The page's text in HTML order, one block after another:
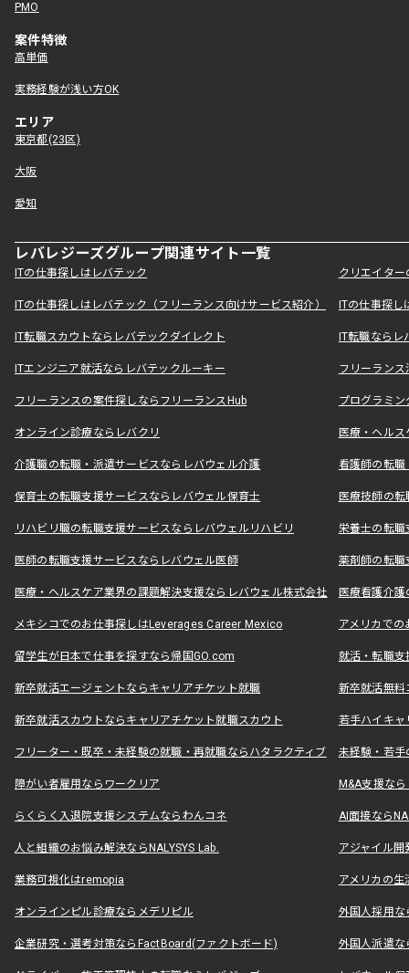
PMO
案件特徴
高単価
実務経験が浅い方OK
エリア
東京都(23区)
大阪
愛知
レバレジーズグループ関連サイト一覧
ITの仕事探しはレバテック クリエイタ
ITの仕事探しはレバテック（フリーランス向けサービス紹介） ITの仕事探
IT転職スカウトならレバテックダイレクト IT転職なら
ITエンジニア就活ならレバテックルーキー フリーラン
フリーランスの案件探しならフリーランスHub プログラミ
オンライン診療ならレバクリ 医療・ヘル
介護職の転職・派遣サービスならレバウェル介護 看護師の転
保育士の転職支援サービスならレバウェル保育士 医療技師の
リハビリ職の転職支援サービスならレバウェルリハビリ 栄養士の転
医師の転職支援サービスならレバウェル医師 薬剤師の転
医療・ヘルスケア業界の課題解決支援ならレバウェル株式会社 医療看護介
メキシコでのお仕事探しはLeverages Career Mexico アメリカで
留学生が日本で仕事を探すなら帰国GO.com 就活・転職
新卒就活エージェントならキャリアチケット就職 新卒就活無料
新卒就活スカウトならキャリアチケット就職スカウト 若手ハイキ
フリーター・既卒・未経験の就職・再就職ならハタラクティブ 未経験・若手
障がい者雇用ならワークリア M&A支援な
らくらく入退院支援システムならわんコネ AI面接なら
人と組織のお悩み解決ならNALYSYS Lab. アジャイル
業務可視化はremopia アメリカの
オンラインピル診療ならメデリピル 外国人採用
企業研究・選考対策ならFactBoard(ファクトボード) 外国人派遣な